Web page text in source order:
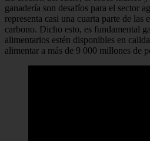
ganadería son desafíos para el sector
representa casi una cuarta parte de las
carbono. Dicho esto, es fundamental
alimentarios estén disponibles en
alimentar a más de 9 000 millones de